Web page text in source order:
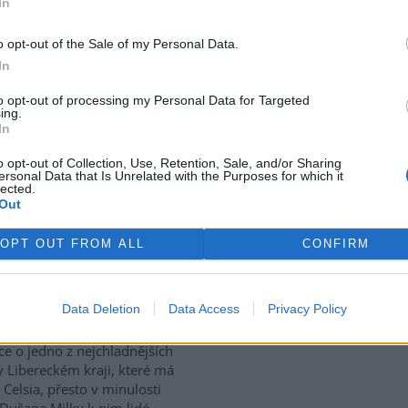
opt-out of the Sale of my Personal Data.
opt-out of processing my Personal Data for Targeted
opt-out of Collection, Use, Retention, Sale, and/or Sharing
Data that Is Unrelated with the Purposes for which it
OPT OUT FROM ALL CONFIRM
Data Deletion Data Access Privacy Policy
8
přístav v rumunském
je opuštěný. Až na několik
v řasách. Hladina
tak nízko, že plavidla už
vplouvat ani z něj
za tropických teplot
zažívají za současných
o jedno z nejchladnějších
Libereckém kraji, které má
přesto v minulosti